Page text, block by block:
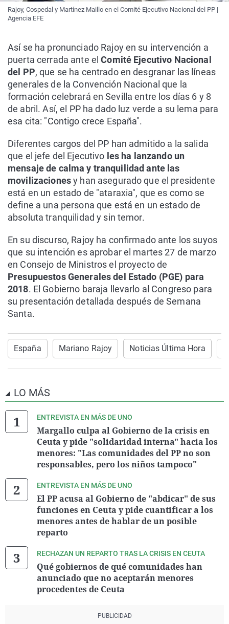
Rajoy, Cospedal y Martínez Maillo en el Comité Ejecutivo Nacional del PP |
Agencia EFE
Así se ha pronunciado Rajoy en su intervención a
puerta cerrada ante elComité Ejecutivo Nacional
del PP, que se ha centrado en desgranar las líneas
generales de la Convención Nacional que la
formación celebrará en Sevilla entre los días 6 y 8
de abril. Así, el PP ha dado luz verde a su lema para
esa cita: "Contigo crece España".
Diferentes cargos del PP han admitido a la salida
que el jefe del Ejecutivo les ha lanzando un
mensaje de calma y tranquilidad ante las
movilizacionesy han asegurado que el presidente
está en un estado de "ataraxia", que es como se
define a una persona que está en un estado de
absoluta tranquilidad y sin temor.
En su discurso, Rajoy ha confirmado ante los suyos
que su intención es aprobar el martes 27 de marzo
en Consejo de Ministros el proyecto de
Presupuestos Generales del Estado (PGE) para
2018. El Gobierno baraja llevarlo al Congreso para
su presentación detallada después de Semana
Santa.
España Mariano Rajoy Noticias Última Hora
LO MÁS
ENTREVISTA EN MÁS DE UNO
Margallo culpa al Gobierno de la crisis en
Ceuta y pide "solidaridad interna" hacia los
menores: "Las comunidades del PP no son
responsables, pero los niños tampoco"
ENTREVISTA EN MÁS DE UNO
El PP acusa al Gobierno de "abdicar" de sus
funciones en Ceuta y pide cuantificar a los
menores antes de hablar de un posible
reparto
RECHAZAN UN REPARTO TRAS LA CRISIS EN CEUTA
Qué gobiernos de qué comunidades han
anunciado que no aceptarán menores
procedentes de Ceuta